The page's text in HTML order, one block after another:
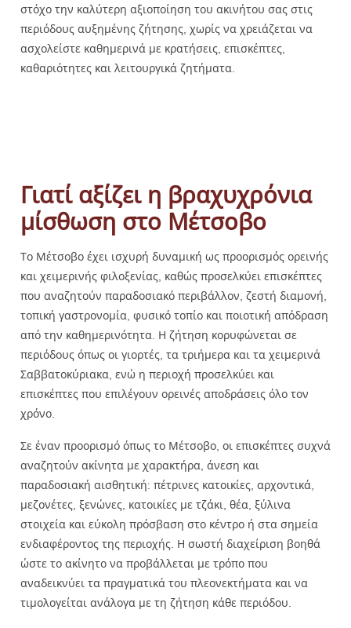
στόχο την καλύτερη αξιοποίηση του ακινήτου σας στις
περιόδους αυξημένης ζήτησης, χωρίς να χρειάζεται να
ασχολείστε καθημερινά με κρατήσεις, επισκέπτες,
καθαριότητες και λειτουργικά ζητήματα.
Γιατί αξίζει η βραχυχρόνια
μίσθωση στο Μέτσοβο
Το Μέτσοβο έχει ισχυρή δυναμική ως προορισμός ορεινής
και χειμερινής φιλοξενίας, καθώς προσελκύει επισκέπτες
που αναζητούν παραδοσιακό περιβάλλον, ζεστή διαμονή,
τοπική γαστρονομία, φυσικό τοπίο και ποιοτική απόδραση
από την καθημερινότητα. Η ζήτηση κορυφώνεται σε
περιόδους όπως οι γιορτές, τα τριήμερα και τα χειμερινά
Σαββατοκύριακα, ενώ η περιοχή προσελκύει και
επισκέπτες που επιλέγουν ορεινές αποδράσεις όλο τον
χρόνο.
Σε έναν προορισμό όπως το Μέτσοβο, οι επισκέπτες συχνά
αναζητούν ακίνητα με χαρακτήρα, άνεση και
παραδοσιακή αισθητική: πέτρινες κατοικίες, αρχοντικά,
μεζονέτες, ξενώνες, κατοικίες με τζάκι, θέα, ξύλινα
στοιχεία και εύκολη πρόσβαση στο κέντρο ή στα σημεία
ενδιαφέροντος της περιοχής. Η σωστή διαχείριση βοηθά
ώστε το ακίνητο να προβάλλεται με τρόπο που
αναδεικνύει τα πραγματικά του πλεονεκτήματα και να
τιμολογείται ανάλογα με τη ζήτηση κάθε περιόδου.